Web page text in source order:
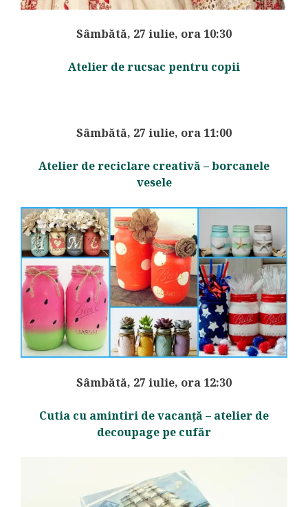
Sâmbătă, 27 iulie, ora 10:30
Atelier de rucsac pentru copii
Sâmbătă, 27 iulie, ora 11:00
Atelier de reciclare creativă – borcanele
vesele
Sâmbătă, 27 iulie, ora 12:30
Cutia cu amintiri de vacanță – atelier de
decoupage pe cufăr